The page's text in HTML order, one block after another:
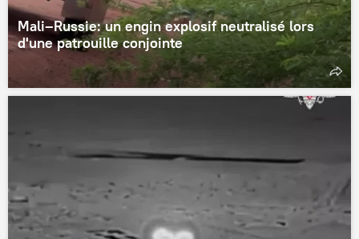
Mali–Russie: un engin explosif neutralisé lors
d'une patrouille conjointe